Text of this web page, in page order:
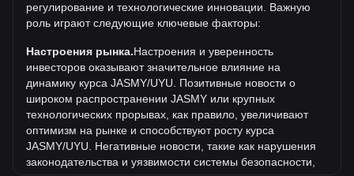
стоимость 1 JASMY в UYU текущий исторический
максимум.
Какова динамика цен в UYU?
За последние 7 дней обменный курс JasmyCoin (JASMY)
снизился на 7.20%. За последний месяц обменный курс
JasmyCoin (JASMY) снизился на 8.79% по отношению к
следующей валюте: Уругвайское песо (UYU).
регулирование и технологические инновации. Важную
роль играют следующие ключевые факторы:
Настроения рынка.Настроения и уверенность
инвесторов оказывают значительное влияние на
динамику курса JASMY/UYU. Позитивные новости о
широком распространении JASMY или крупных
технологических прорывах, как правило, увеличивают
оптимизм на рынке и способствуют росту курса
JASMY/UYU. Негативные новости, такие как нарушения
законодательства и уязвимости системы безопасности,